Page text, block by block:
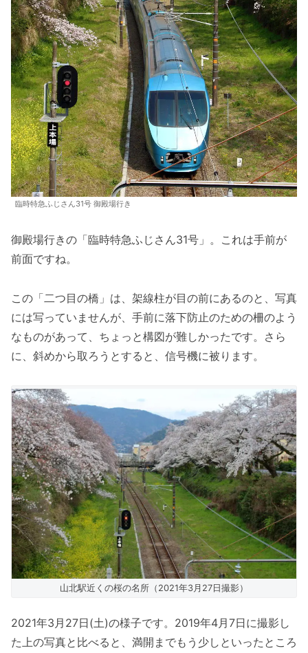
臨時特急ふじさん31号 御殿場行き
御殿場行きの「臨時特急ふじさん31号」。これは手前が
前面ですね。
この「二つ目の橋」は、架線柱が目の前にあるのと、写真
には写っていませんが、手前に落下防止のための柵のよう
なものがあって、ちょっと構図が難しかったです。さら
に、斜めから取ろうとすると、信号機に被ります。
山北駅近くの桜の名所（2021年3月27日撮影）
2021年3月27日(土)の様子です。2019年4月7日に撮影し
た上の写真と比べると、満開までもう少しといったところ